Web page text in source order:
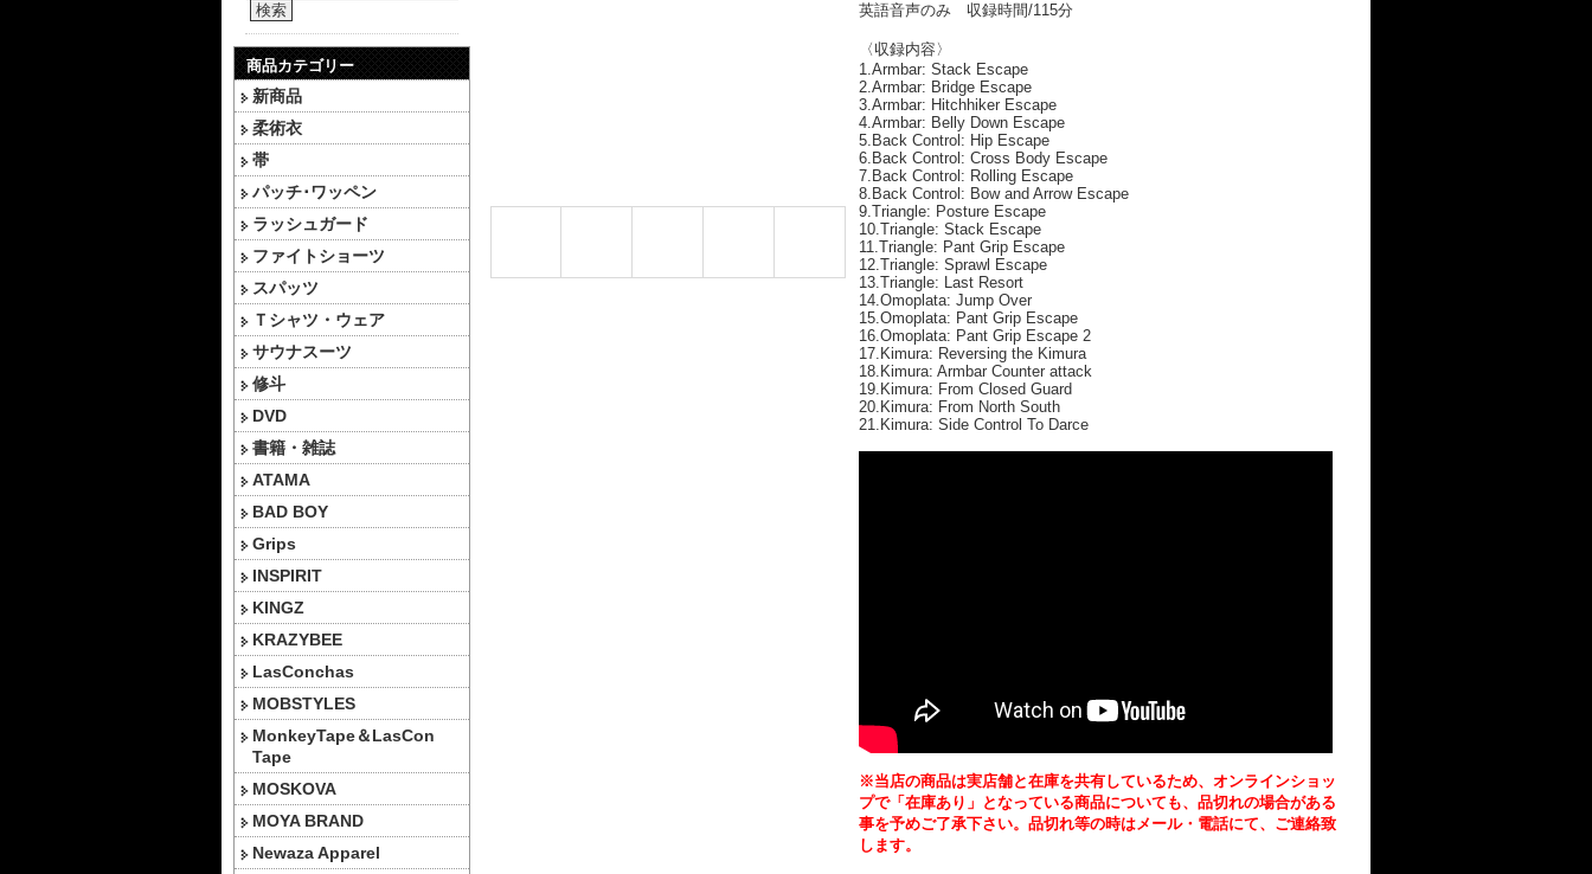
検索
商品カテゴリー
新商品
柔術衣
帯
パッチ･ワッペン
ラッシュガード
ファイトショーツ
スパッツ
Ｔシャツ・ウェア
サウナスーツ
修斗
DVD
書籍・雑誌
ATAMA
BAD BOY
Grips
INSPIRIT
KINGZ
KRAZYBEE
LasConchas
MOBSTYLES
MonkeyTape＆LasCon
Tape
MOSKOVA
MOYA BRAND
Newaza Apparel
英語音声のみ 収録時間/115分
〈収録内容〉
1.Armbar: Stack Escape
2.Armbar: Bridge Escape
3.Armbar: Hitchhiker Escape
4.Armbar: Belly Down Escape
5.Back Control: Hip Escape
6.Back Control: Cross Body Escape
7.Back Control: Rolling Escape
8.Back Control: Bow and Arrow Escape
9.Triangle: Posture Escape
10.Triangle: Stack Escape
11.Triangle: Pant Grip Escape
12.Triangle: Sprawl Escape
13.Triangle: Last Resort
14.Omoplata: Jump Over
15.Omoplata: Pant Grip Escape
16.Omoplata: Pant Grip Escape 2
17.Kimura: Reversing the Kimura
18.Kimura: Armbar Counter attack
19.Kimura: From Closed Guard
20.Kimura: From North South
21.Kimura: Side Control To Darce
※当店の商品は実店舗と在庫を共有しているため、オンラインショッ
プで「在庫あり」となっている商品についても、品切れの場合がある
事を予めご了承下さい。品切れ等の時はメール・電話にて、ご連絡致
します。